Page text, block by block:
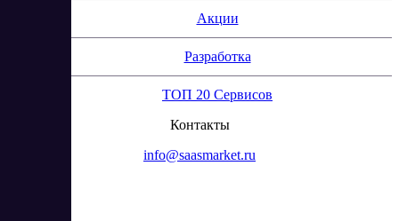
Акции
Разработка
ТОП 20 Сервисов
Контакты
info@saasmarket.ru